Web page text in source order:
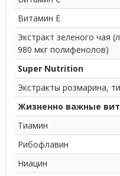
Витамин E
Экстракт зеленого чая
980 мкг полифенолов)
Super Nutrition
Экстракты розмарина,
Жизненно важные
Тиамин
Рибофлавин
Ниацин